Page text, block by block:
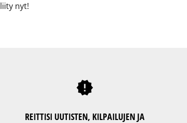
nyt!
REITTISI UUTISTEN, KILPAILUJEN JA